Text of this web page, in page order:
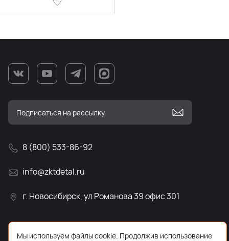
8 (800) 533-86-92
info@zktdetal.ru
г. Новосибирск, ул Романова 39 офис 301
Мы используем файлы cookie. Продолжив использование